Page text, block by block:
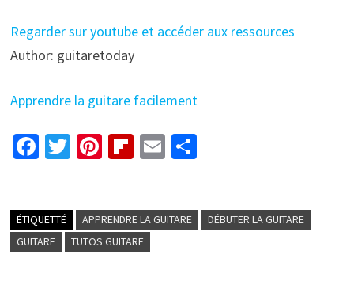
Regarder sur youtube et accéder aux ressources
Author: guitaretoday
Apprendre la guitare facilement
Fa
o
o
T
er
Pi
es
t
Fl
o
ar
E
l
P
ge
ÉTIQUETTÉ APPRENDRE LA GUITARE
DÉBUTER LA GUITARE
GUITARE
TUTOS GUITARE